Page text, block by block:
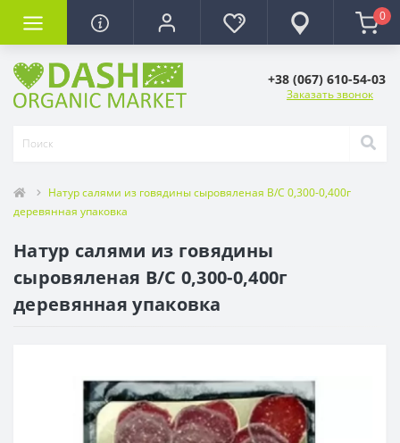
0
+38 (067) 610-54-03
Заказать звонок
Натур салями из говядины сыровяленая В/С 0,300-0,400г
деревянная упаковка
Натур салями из говядины
сыровяленая В/С 0,300-0,400г
деревянная упаковка